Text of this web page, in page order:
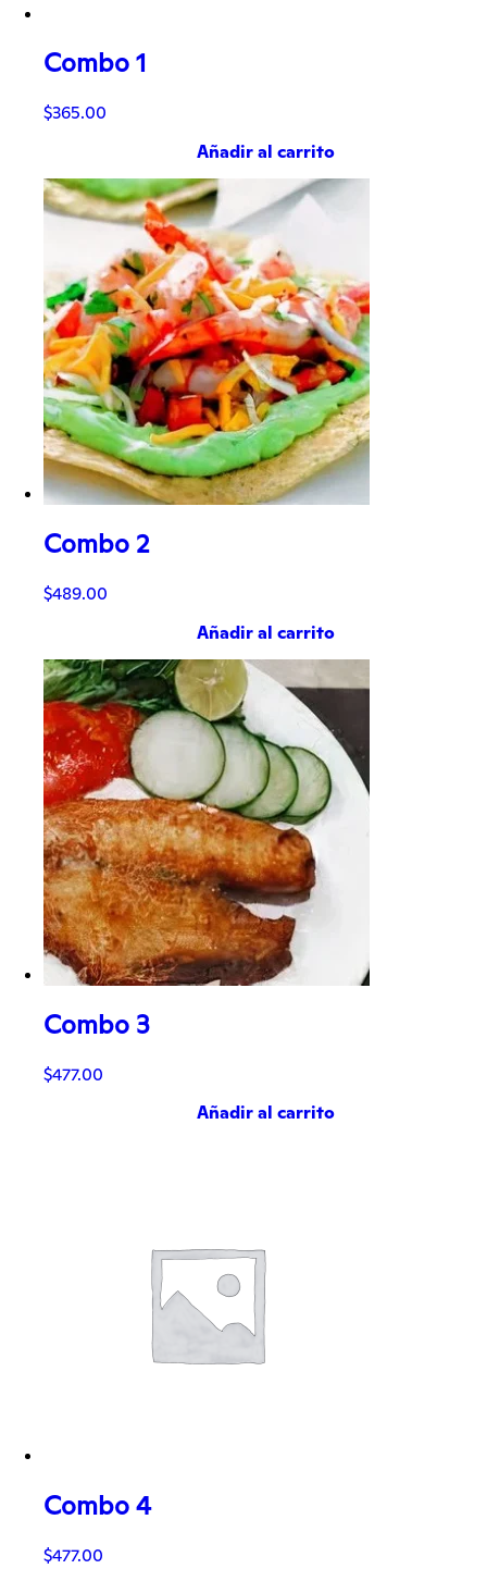
Combo 1
$365.00
Añadir al carrito
Combo 2
$489.00
Añadir al carrito
Combo 3
$477.00
Añadir al carrito
Combo 4
$477.00